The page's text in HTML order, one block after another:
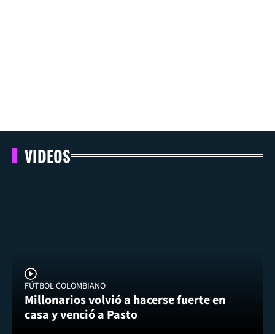
VIDEOS
FÚTBOL COLOMBIANO
Millonarios volvió a hacerse fuerte en
casa y venció a Pasto